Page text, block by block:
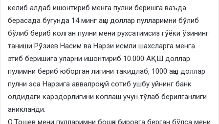
келиб алдаб ишонтириб менга пулни беришга ваъда
берасада бугунда 14 минг ақш доллар пулларимни бўлиб
бўлиб бериб колган пулни мени рухсатимсиз гўёки ўзининг
таниши Рўзиев Насим ва Нарзи исмли шахсларга менга
этиб беришига уларни ишонтириб 10.000 АҚШ доллар
пулимни бериб юборган лигини такидлаб, 1000 ақш доллар
пулни эса Нарзига аввалроқ уй сотиб ушбу уйнинг банк
олдидаги карздорлигини коплаш учун тўлаб берилганлиги
аникланди.
О.Тошев мени пулларимни бошқа бировга берган бўлса мени